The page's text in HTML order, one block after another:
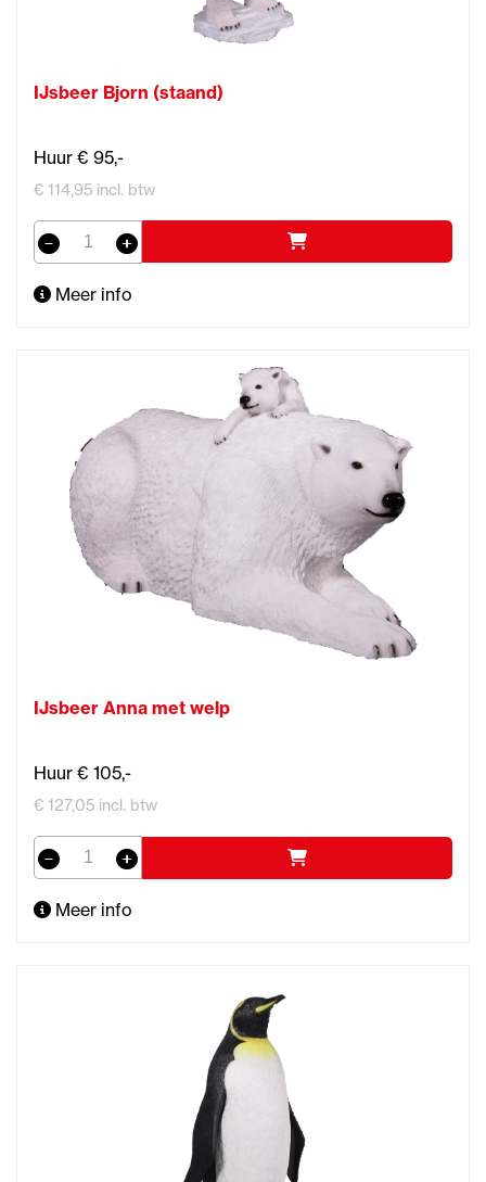
IJsbeer Bjorn (staand)
Huur € 95,-
€ 114,95 incl. btw
Meer info
IJsbeer Anna met welp
Huur € 105,-
€ 127,05 incl. btw
Meer info